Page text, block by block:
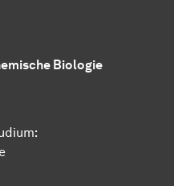
Biologie